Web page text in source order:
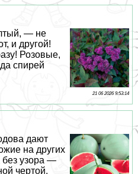
— не
и другой!
Розовые,
спирей
21 06 2026 9:53:14
дают
на других
без узора —
чертой.